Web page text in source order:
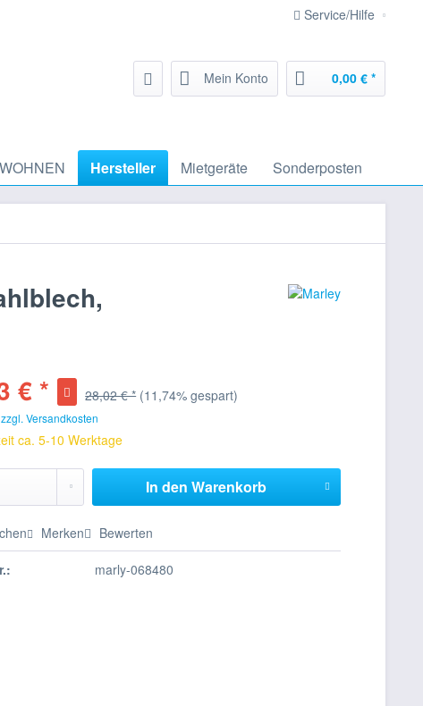
Service/Hilfe
Mein Konto 0,00 € *
WOHNEN Hersteller Mietgeräte Sonderposten
€ *
28,02 € * (11,74% gespart)
zzgl. Versandkosten
ca. 5-10 Werktage
In den Warenkorb
Merken Bewerten
marly-068480